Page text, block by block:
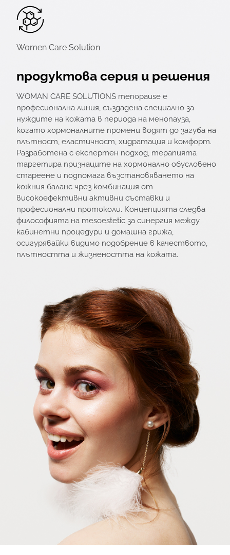
Women Care Solution
продуктова серия и решения
WOMAN CARE SOLUTIONS menopause е
професионална линия, създадена специално за
нуждите на кожата в периода на менопауза,
когато хормоналните промени водят до загуба на
плътност, еластичност, хидратация и комфорт.
Разработена с експертен подход, терапията
таргетира признаците на хормонално обусловено
стареене и подпомага възстановяването на
кожния баланс чрез комбинация от
високоефективни активни съставки и
професионални протоколи. Концепцията следва
философията на mesoestetic за синергия между
кабинетни процедури и домашна грижа,
осигурявайки видимо подобрение в качеството,
плътността и жизнеността на кожата.